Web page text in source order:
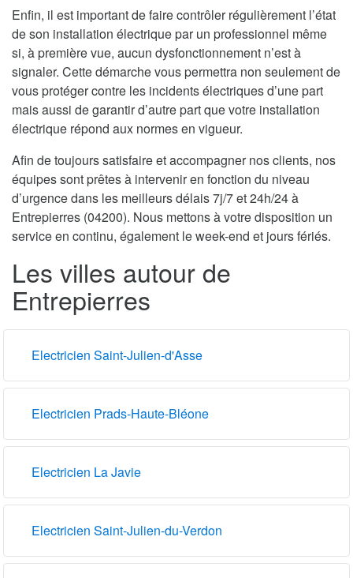
Enfin, il est important de faire contrôler régulièrement l’état
de son installation électrique par un professionnel même
si, à première vue, aucun dysfonctionnement n’est à
signaler. Cette démarche vous permettra non seulement de
vous protéger contre les incidents électriques d’une part
mais aussi de garantir d’autre part que votre installation
électrique répond aux normes en vigueur.
Afin de toujours satisfaire et accompagner nos clients, nos
équipes sont prêtes à intervenir en fonction du niveau
d’urgence dans les meilleurs délais 7j/7 et 24h/24 à
Entrepierres (04200). Nous mettons à votre disposition un
service en continu, également le week-end et jours fériés.
Les villes autour de
Entrepierres
Electricien Saint-Julien-d'Asse
Electricien Prads-Haute-Bléone
Electricien La Javie
Electricien Saint-Julien-du-Verdon